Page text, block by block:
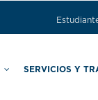
SERVICIOS Y